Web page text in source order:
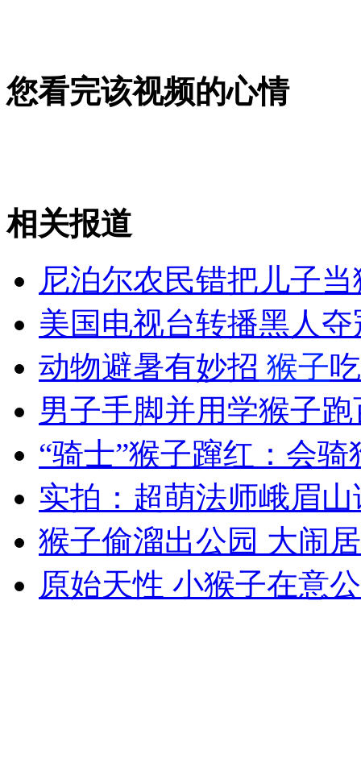
山西运城恶犬咬伤多人 警民合力深夜将其击毙
无痛分娩是否安全 医生回应
外交部：反对强权政治霸凌主义
外交部：有关国家言论片面不公正
安徽一实载49人客车翻车
走！跟着总书记去植树
您看完该视频的心情
相关报道
尼泊尔农民错把儿子
美国电视台转播黑人
动物避暑有妙招 猴子
男子手脚并用学猴子
“骑士”猴子蹿红：会骑
实拍：超萌法师峨眉
猴子偷溜出公园 大闹
原始天性 小猴子在意